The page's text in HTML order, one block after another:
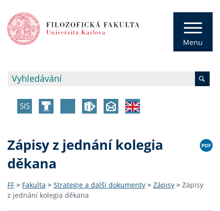
Zápisy z jednání kolegia
děkana
FF > Fakulta > Strategie a další dokumenty > Zápisy > Zápisy
z jednání kolegia děkana